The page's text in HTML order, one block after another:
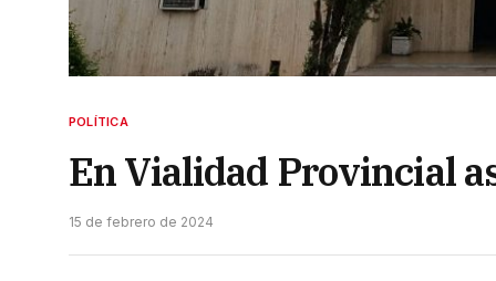
POLÍTICA
En Vialidad Provincial
15 de febrero de 2024